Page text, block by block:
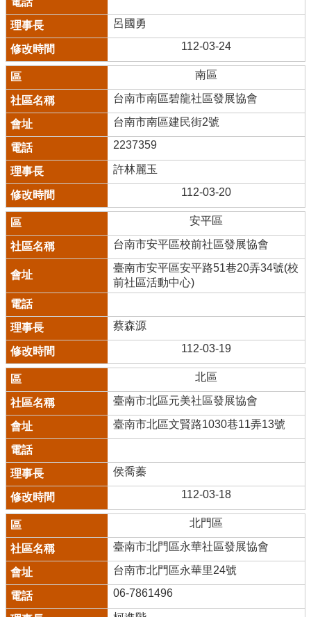
呂國勇
112-03-24
南區
台南市南區碧龍社區發展協會
台南市南區建民街2號
2237359
許林麗玉
112-03-20
安平區
台南市安平區校前社區發展協會
臺南市安平區安平路51巷20弄34號(校
前社區活動中心)
蔡森源
112-03-19
北區
臺南市北區元美社區發展協會
臺南市北區文賢路1030巷11弄13號
侯喬蓁
112-03-18
北門區
臺南市北門區永華社區發展協會
台南市北門區永華里24號
06-7861496